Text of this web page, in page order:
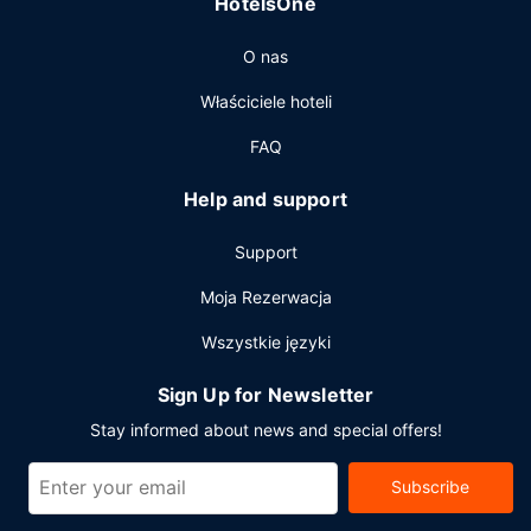
recepcja całodobowa oraz pralnia. Udogodnienia na
O nas
Właściciele hoteli
FAQ
Help and support
Support
Moja Rezerwacja
Wszystkie języki
Sign Up for Newsletter
Stay informed about news and special offers!
Subscribe